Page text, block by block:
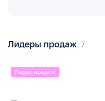
Лидеры продаж
Лидер продаж